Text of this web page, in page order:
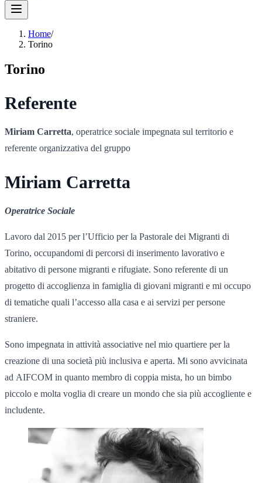
Home/
Torino
Torino
Referente
Miriam Carretta, operatrice sociale impegnata sul territorio e
referente organizzativa del gruppo
Miriam Carretta
Operatrice Sociale
Lavoro dal 2015 per l’Ufficio per la Pastorale dei Migranti di
Torino, occupandomi di percorsi di inserimento lavorativo e
abitativo di persone migranti e rifugiate. Sono referente di un
progetto di accoglienza in famiglia di giovani migranti e mi occupo
di tematiche quali l’accesso alla casa e ai servizi per persone
straniere.
Sono impegnata in attività associative nel mio quartiere per la
creazione di una società più inclusiva e aperta. Mi sono avvicinata
ad AIFCOM in quanto membro di coppia mista, ho un bimbo
piccolo e molta voglia di creare un mondo che sia più accogliente e
includente.